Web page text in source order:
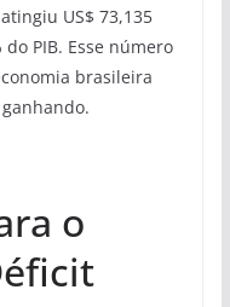
US$ 73,135
PIB. Esse número
brasileira
o